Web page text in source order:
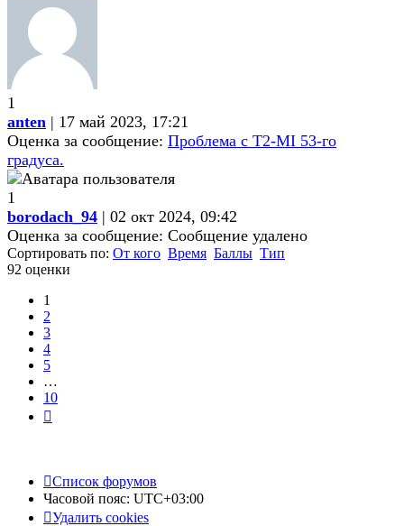
1
anten | 17 май 2023, 17:21
Оценка за сообщение: Проблема с Т2-MI 53-го
градуса.
1
borodach_94 | 02 окт 2024, 09:42
Оценка за сообщение: Сообщение удалено
Сортировать по: От кого Время Баллы Тип
92 оценки
1
2
3
4
5
…
10
Список форумов
Часовой пояс: UTC+03:00
Удалить cookies